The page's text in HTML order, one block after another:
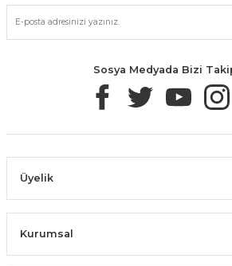
Güvenli Paketleme Taksit / Havale İle
Sosya Medyada Bizi
Üyelik
Kurumsal